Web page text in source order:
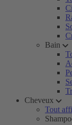
Bain
Cheveux
Tout